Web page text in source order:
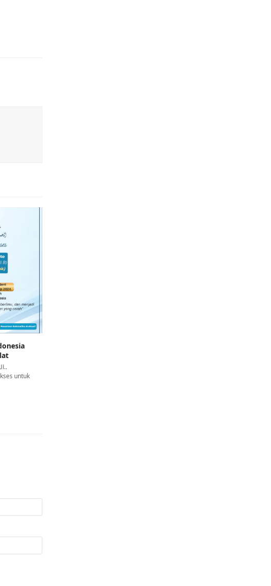
untuk